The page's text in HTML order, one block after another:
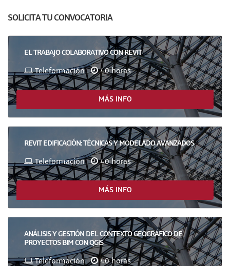
SOLICITA TU CONVOCATORIA
EL TRABAJO COLABORATIVO CON REVIT
Teleformación 40 horas
MÁS INFO
REVIT EDIFICACIÓN: TÉCNICAS Y MODELADO AVANZADOS
Teleformación 40 horas
MÁS INFO
ANÁLISIS Y GESTIÓN DEL CONTEXTO GEOGRÁFICO DE
PROYECTOS BIM CON QGIS
Teleformación 40 horas